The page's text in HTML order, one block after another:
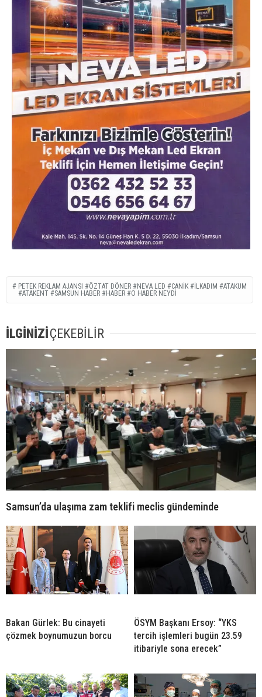
PETEK REKLAM AJANSI #ÖZTAT DÖNER #NEVA LED #CANIK #ILKADIM #ATAKUM
#ATAKENT #SAMSUN HABER #HABER #O HABER NEYDI
İLGİNİZİÇEKEBİLİR
Samsun’da ulaşıma zam teklifi meclis gündeminde
Bakan Gürlek: Bu cinayeti
çözmek boynumuzun borcu
ÖSYM Başkanı Ersoy: “YKS
tercih işlemleri bugün 23.59
itibariyle sona erecek”